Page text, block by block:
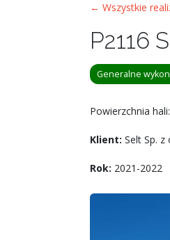
← Wszystkie
P2116
Generalne
Powierzchnia
Klient: Selt Sp. z
Rok: 2021-2022